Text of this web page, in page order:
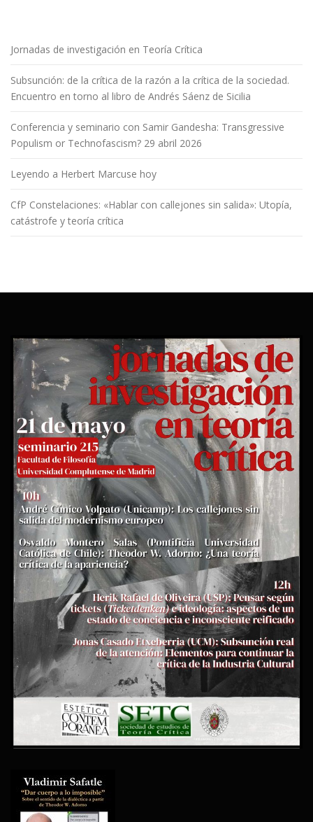
Jornadas de investigación en Teoría Crítica
Subsunción: de la crítica de la razón a la crítica de la sociedad.
Encuentro en torno al libro de Andrés Sáenz de Sicilia
Conferencia y seminario con Samir Gandesha: Transgressive
Populism or Technofascism? 29 abril 2026
Leyendo a Herbert Marcuse hoy
CfP Constelaciones: «Hablar con callejones sin salida»: Utopía,
catástrofe y teoría crítica